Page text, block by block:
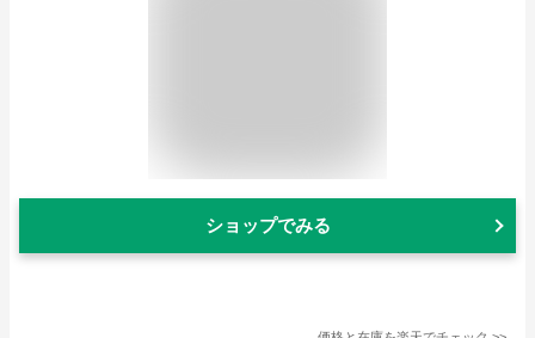
ショップでみる